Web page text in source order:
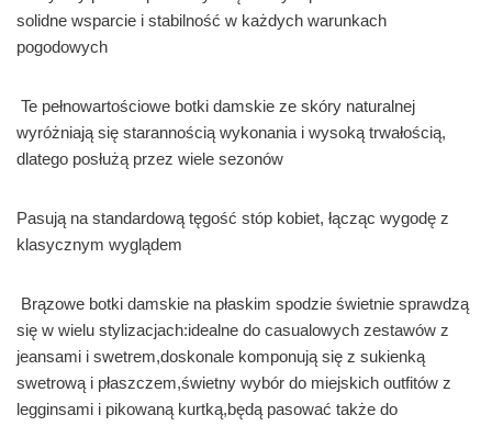
solidne wsparcie i stabilność w każdych warunkach
pogodowych
Te pełnowartościowe botki damskie ze skóry naturalnej
wyróżniają się starannością wykonania i wysoką trwałością,
dlatego posłużą przez wiele sezonów
Pasują na standardową tęgość stóp kobiet, łącząc wygodę z
klasycznym wyglądem
Brązowe botki damskie na płaskim spodzie świetnie sprawdzą
się w wielu stylizacjach:idealne do casualowych zestawów z
jeansami i swetrem,doskonale komponują się z sukienką
swetrową i płaszczem,świetny wybór do miejskich outfitów z
legginsami i pikowaną kurtką,będą pasować także do